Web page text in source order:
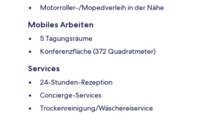
Motorroller-/Mopedverleih in der Nähe
Mobiles Arbeiten
5 Tagungsräume
Konferenzfläche (372 Quadratmeter)
Services
24-Stunden-Rezeption
Concierge-Services
Trockenreinigung/Wäschereiservice